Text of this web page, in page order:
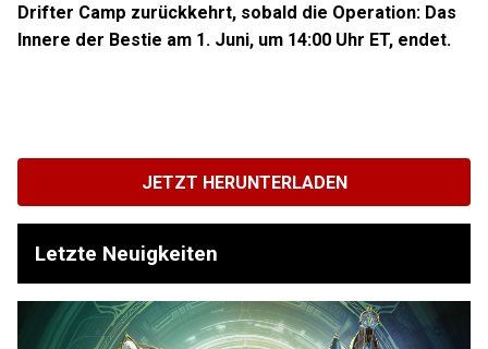
Drifter Camp zurückkehrt, sobald die Operation: Das
Innere der Bestie am 1. Juni, um 14:00 Uhr ET, endet.
JETZT HERUNTERLADEN
Letzte Neuigkeiten